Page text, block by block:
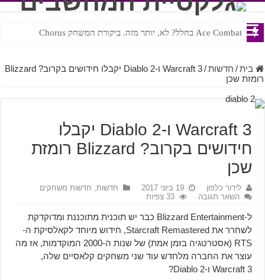
Ace Combat בחלל? לא, יותר מזה. ביקורת המשחק Chorus
Steven Universe והשירים שתורגמו בצורה נוראית לעברית
בית / חדשות /
Warcraft 3 ו-Diablo 2 יקבלו חידושים בקרוב? Blizzard
רומזת שכן
Warcraft 3 ו-Diablo 2 יקבלו
חידושים בקרוב? Blizzard רומזת
שכן
לידור כלפון 19 ביוני 2017 חדשות, חדשות משחקים
השאר תגובה
33 צפיות
ל-Blizzard Entertainment כבר יש תוכנית מתוכננת ומדוקדקת
לשחרר את Starcraft Remastered, חידוש מיוחד לקאלסיקת ה-
RTS (אסטרטגיה בזמן אמת) של שנות ה-2000 המוקדמות, אז מה
עוצר את החברה מלחדש עוד שני משחקים קלאסיים שלה,
Warcraft 3 ו-Diablo 2?